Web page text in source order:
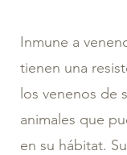
Inmune a
tienen una
los venenos de
animales que
en su hábitat.